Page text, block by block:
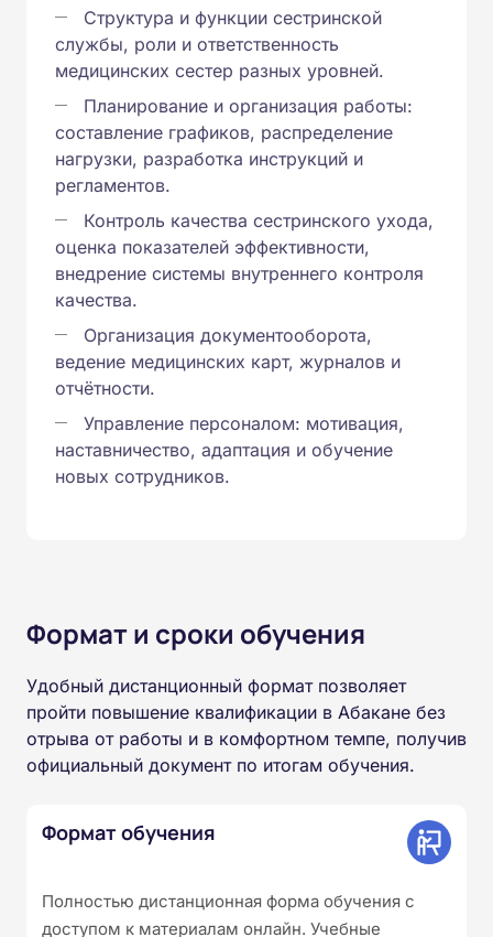
Структура и функции сестринской
службы, роли и ответственность
медицинских сестер разных уровней.
Планирование и организация работы:
составление графиков, распределение
нагрузки, разработка инструкций и
регламентов.
Контроль качества сестринского ухода,
оценка показателей эффективности,
внедрение системы внутреннего контроля
качества.
Организация документооборота,
ведение медицинских карт, журналов и
отчётности.
Управление персоналом: мотивация,
наставничество, адаптация и обучение
новых сотрудников.
Формат и сроки обучения
Удобный дистанционный формат позволяет
пройти повышение квалификации в Абакане без
отрыва от работы и в комфортном темпе, получив
официальный документ по итогам обучения.
Формат обучения
Полностью дистанционная форма обучения с
доступом к материалам онлайн. Учебные